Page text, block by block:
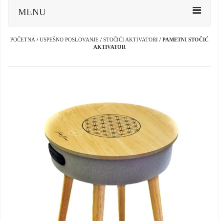
MENU
POČETNA / USPEŠNO POSLOVANJE / STOČIĆI AKTIVATORI / PAMETNI STOČIĆ
AKTIVATOR